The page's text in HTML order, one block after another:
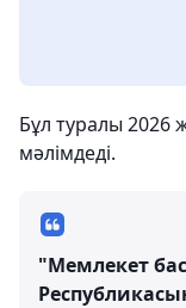
Бұл туралы
мәлімдеді.
"Мемлекет